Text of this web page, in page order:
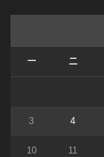
一 二
3 4
10 11